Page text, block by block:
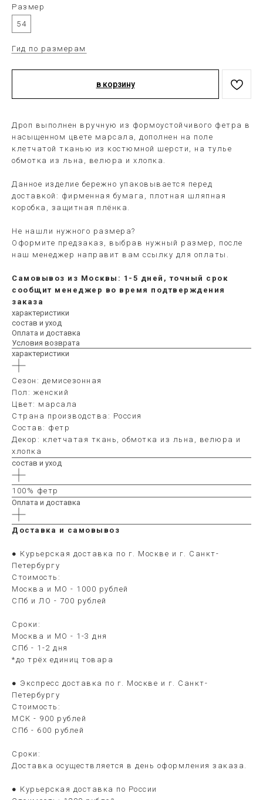
Размер
54
Гид по размерам
в корзину
Дроп выполнен вручную из формоустойчивого фетра в
насыщенном цвете марсала, дополнен на поле
клетчатой тканью из костюмной шерсти, на тулье
обмотка из льна, велюра и хлопка.
Данное изделие бережно упаковывается перед
доставкой: фирменная бумага, плотная шляпная
коробка, защитная плёнка.
Не нашли нужного размера?
Оформите предзаказ, выбрав нужный размер, после
наш менеджер направит вам ссылку для оплаты.
Самовывоз из Москвы: 1-5 дней, точный срок
сообщит менеджер во время подтверждения
заказа
характеристики
состав и уход
Оплата и доставка
Условия возврата
характеристики
Сезон: демисезонная
Пол: женский
Цвет: марсала
Страна производства: Россия
Состав: фетр
Декор: клетчатая ткань, обмотка из льна, велюра и
хлопка
состав и уход
100% фетр
Оплата и доставка
Доставка и самовывоз
● Курьерская доставка по г. Москве и г. Санкт-
Петербургу
Стоимость:
Москва и МО - 1000 рублей
СПб и ЛО - 700 рублей
Сроки:
Москва и МО - 1-3 дня
СПб - 1-2 дня
*до трёх единиц товара
● Экспресс доставка по г. Москве и г. Санкт-
Петербургу
Стоимость:
МСК - 900 рублей
СПб - 600 рублей
Сроки:
Доставка осуществляется в день оформления заказа.
● Курьерская доставка по России